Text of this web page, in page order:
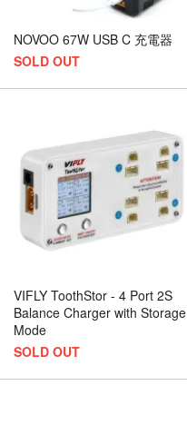
NOVOO 67W USB C 充電器
SOLD OUT
VIFLY ToothStor - 4 Port 2S
Balance Charger with Storage
Mode
SOLD OUT